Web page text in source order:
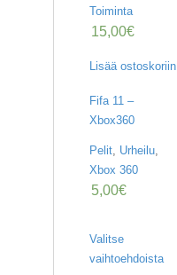
Toiminta
15,00€
Lisää ostoskoriin
Fifa 11 –
Xbox360
Pelit, Urheilu,
Xbox 360
5,00€
Valitse
vaihtoehdoista